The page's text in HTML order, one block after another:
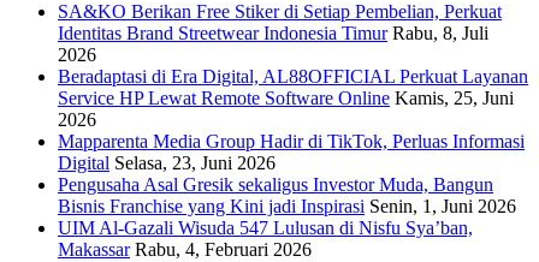
SA&KO Berikan Free Stiker di Setiap Pembelian, Perkuat
Identitas Brand Streetwear Indonesia Timur Rabu, 8, Juli
2026
Beradaptasi di Era Digital, AL88OFFICIAL Perkuat Layanan
Service HP Lewat Remote Software Online Kamis, 25, Juni
2026
Mapparenta Media Group Hadir di TikTok, Perluas Informasi
Digital Selasa, 23, Juni 2026
Pengusaha Asal Gresik sekaligus Investor Muda, Bangun
Bisnis Franchise yang Kini jadi Inspirasi Senin, 1, Juni 2026
UIM Al-Gazali Wisuda 547 Lulusan di Nisfu Sya’ban,
Makassar Rabu, 4, Februari 2026